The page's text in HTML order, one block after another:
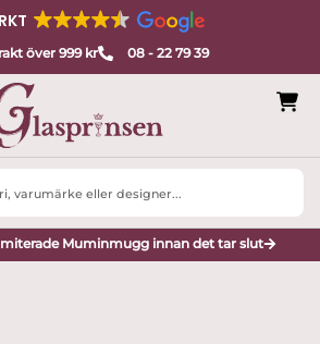
över 999 kr 08 - 22 79 39
Muminmugg innan det tar slut